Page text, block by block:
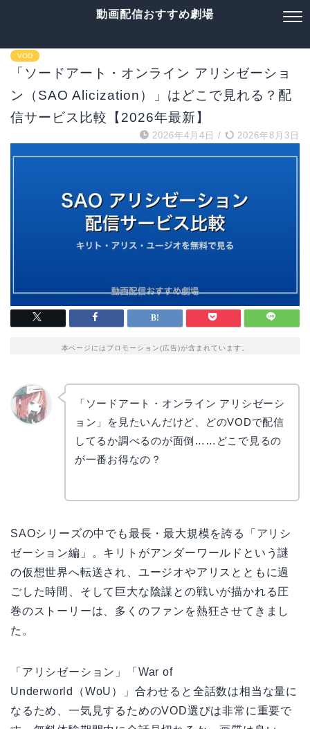
動画配信おすすめ劇場
VOD
「ソードアート・オンライン アリシゼーショ
ン（SAO Alicization）」はどこで見れる？配
信サービス比較【2026年最新】
2026年4月4日 / 2026年8月3日
本ページにはプロモーション(広告)が含まれています。
「ソードアート・オンライン アリシゼーシ
ョン」を見たいんだけど、どのVODで配信
してるか調べるのが面倒……どこで見るの
が一番お得なの？
SAOシリーズの中でも最長・最大規模を誇る「アリシ
ゼーション編」。キリトがアンダーワールドという謎
の仮想世界へ転送され、ユージオやアリスとともに過
ごした時間、そして巨大な陰謀との戦いが描かれる圧
巻のストーリーは、多くのファンを熱狂させてきまし
た。
「アリシゼーション」「War of
Underworld（WoU）」合わせると全話数は相当な量に
なるため、一気見するためのVOD選びは非常に重要で